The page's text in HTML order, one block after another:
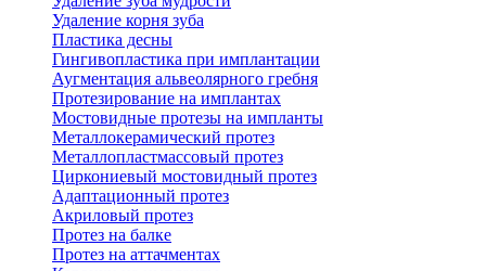
Удаление корня зуба
Пластика десны
Гингивопластика при имплантации
Аугментация альвеолярного гребня
Протезирование на имплантах
Мостовидные протезы на импланты
Металлокерамический протез
Металлопластмассовый протез
Циркониевый мостовидный протез
Адаптационный протез
Акриловый протез
Протез на балке
Протез на аттачментах